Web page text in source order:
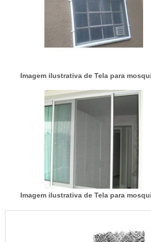
Imagem ilustrativa de Tela para
Imagem ilustrativa de Tela para